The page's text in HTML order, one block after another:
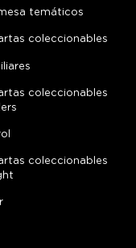
temáticos
coleccionables
coleccionables
coleccionables